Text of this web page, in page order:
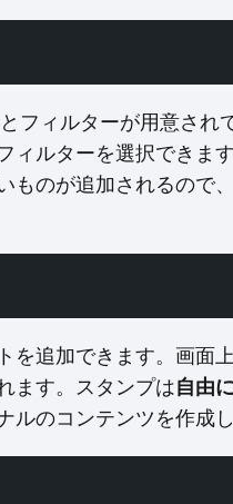
フィルターが用意され
ィルターを選択できます
ものが追加されるので
追加できます。画面
ます。スタンプは自由
のコンテンツを作成